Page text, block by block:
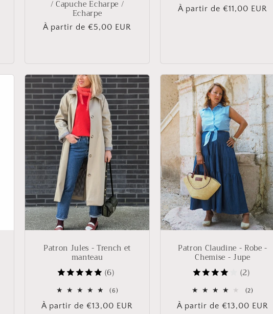
/ Capuche Echarpe /
Echarpe
Prix
À partir de €5,00 EUR
Prix
À partir de €11,00 EUR
Patron Jules - Trench et
manteau
(6)
(6)
des
Prix
À partir de €13,00 EUR
Patron Claudine - Robe -
Chemise - Jupe
(2)
(2)
des
Prix
À partir de €13,00 EUR